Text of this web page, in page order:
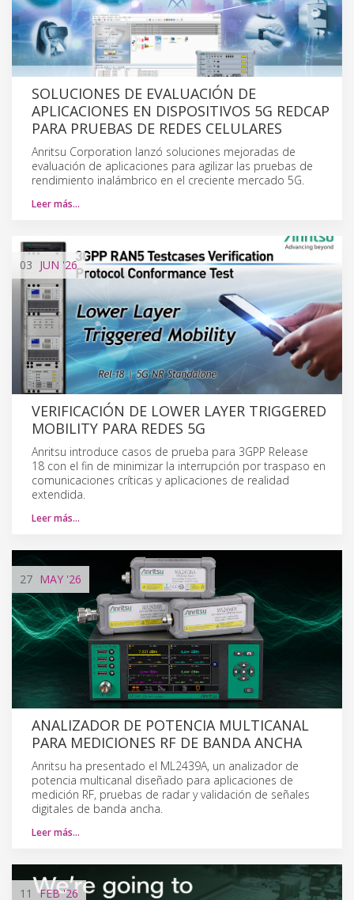
SOLUCIONES DE EVALUACIÓN DE
APLICACIONES EN DISPOSITIVOS 5G REDCAP
PARA PRUEBAS DE REDES CELULARES
Anritsu Corporation lanzó soluciones mejoradas de
evaluación de aplicaciones para agilizar las pruebas de
rendimiento inalámbrico en el creciente mercado 5G.
Leer más…
03 JUN '26
VERIFICACIÓN DE LOWER LAYER TRIGGERED
MOBILITY PARA REDES 5G
Anritsu introduce casos de prueba para 3GPP Release
18 con el fin de minimizar la interrupción por traspaso en
comunicaciones críticas y aplicaciones de realidad
extendida.
Leer más…
27 MAY '26
ANALIZADOR DE POTENCIA MULTICANAL
PARA MEDICIONES RF DE BANDA ANCHA
Anritsu ha presentado el ML2439A, un analizador de
potencia multicanal diseñado para aplicaciones de
medición RF, pruebas de radar y validación de señales
digitales de banda ancha.
Leer más…
11 FEB'26